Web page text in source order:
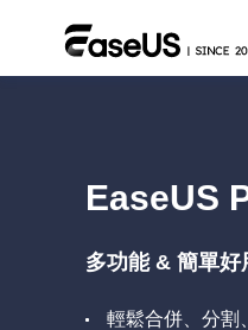
EaseUS
多功能 & 簡單好
輕鬆合併、分割